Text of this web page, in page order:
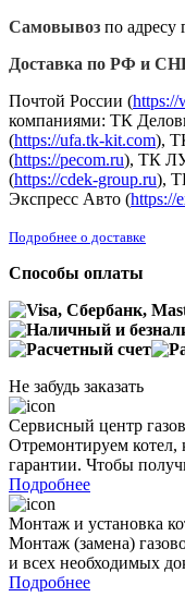
Самовывоз по адресу
Доставка по РФ и
Почтой России (https://
компаниями: ТК
(https://ufa.tk-kit.com),
(https://pecom.ru), ТК
(https://cdek-group.ru),
Экспресс Авто (https://
Подробнее о доставке
Способы оплаты
Не забудь заказать
Сервисный центр
Отремонтируем котел,
гарантии. Чтобы
Подробнее
Монтаж и установка
Монтаж (замена)
и всех необходимых
Подробнее